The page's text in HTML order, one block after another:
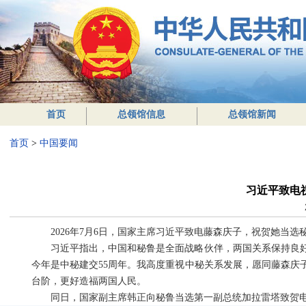
首页 总领馆信息 总领馆新闻
首页 > 中国要闻
习近平致电
2026年7月6日，国家主席习近平致电藤森庆子，祝贺她当选
习近平指出，中国和秘鲁是全面战略伙伴，两国关系保持
今年是中秘建交55周年。我高度重视中秘关系发展，愿同藤森
台阶，更好造福两国人民。
同日，国家副主席韩正向秘鲁当选第一副总统加拉雷塔致贺